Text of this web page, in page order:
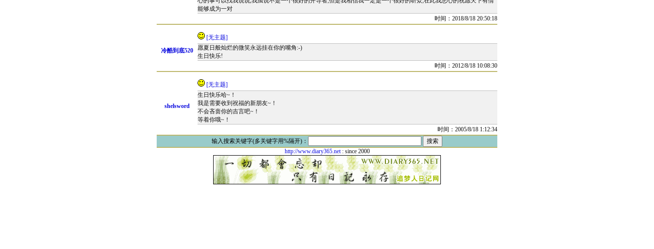
能够成为一对
时间：2018/8/18 20:50:18
冷酷到底520
[无主题]
愿夏日般灿烂的微笑永远挂在你的嘴角:-)
生日快乐!
时间：2012/8/18 10:08:30
shelsword
[无主题]
生日快乐哈~！
我是需要收到祝福的新朋友~！
不会吝啬你的吉言吧~！
等着你哦~！
时间：2005/8/18 1:12:34
输入搜索关键字(多关键字用%隔开)：
http://www.diary365.net: since 2000